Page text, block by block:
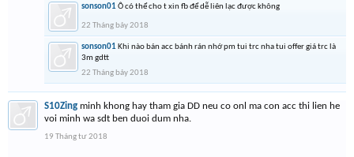
sonson01Ô có thể cho t xin fb để dễ liên lạc được không
22 Tháng bảy 2018
sonson01 Khi nào bán acc bánh rán nhớ pm tui trc nha tui offer giá trc là
3m gdtt
22 Tháng bảy 2018
S10Zing minh khong hay tham gia DD neu co onl ma con acc thi lien he
voi minh wa sdt ben duoi dum nha.
19 Tháng tư 2018